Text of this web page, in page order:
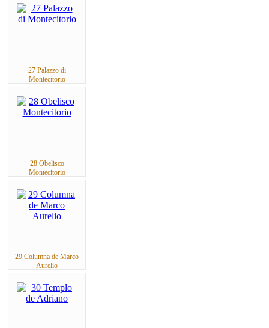
27 Palazzo di
Montecitorio
28 Obelisco
Montecitorio
29 Columna de Marco
Aurelio